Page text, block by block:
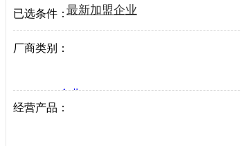
最新加盟企业
已选条件：
厂商类别：
VIP企业
生产商
经营产品：